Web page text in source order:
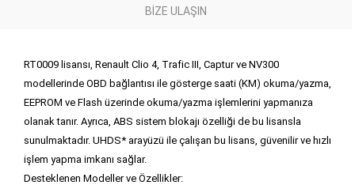
BIZE ULAŞIN
RT0009 lisansı, Renault Clio 4, Trafic III, Captur ve NV300
modellerinde OBD bağlantısı ile gösterge saati (KM) okuma/yazma,
EEPROM ve Flash üzerinde okuma/yazma işlemlerini yapmanıza
olanak tanır. Ayrıca, ABS sistem blokajı özelliği de bu lisansla
sunulmaktadır. UHDS* arayüzü ile çalışan bu lisans, güvenilir ve hızlı
işlem yapma imkanı sağlar.
Desteklenen Modeller ve Özellikler: